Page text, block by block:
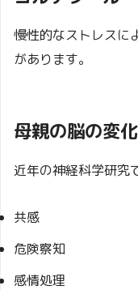
慢性的なストレスに
があります。
母親の脳の変化
近年の神経科学研究
共感
危険察知
感情処理